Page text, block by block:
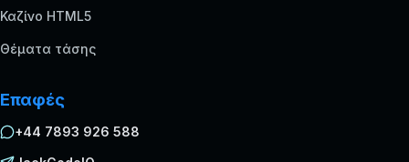
Καζίνο HTML5
Θέματα τάσης
Επαφές
+44 7893 926 588